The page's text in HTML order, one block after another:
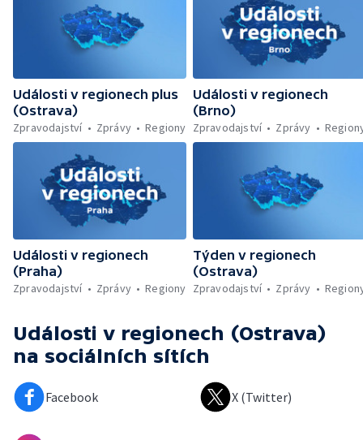
Události v regionech plus
(Ostrava)
Zpravodajství
Zprávy Regiony
Události v regionech
(Brno)
Zpravodajství
Zprávy
Události v regionech
(Praha)
Zpravodajství
Zprávy Regiony
Týden v regionech
(Ostrava)
Zpravodajství
Zprávy
Události v regionech (Ostrava)
na sociálních sítích
Facebook X (Twitter)